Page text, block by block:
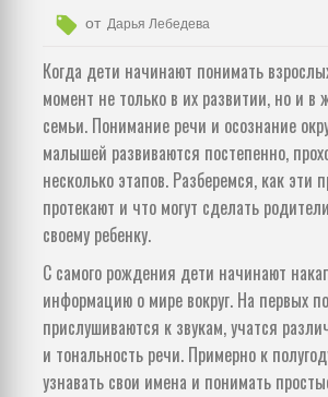
от Дарья Лебедева
Когда дети начинают понимать
момент не только в их развитии, но и в
семьи. Понимание речи и осознание
малышей развиваются постепенно,
несколько этапов. Разберемся, как эти
протекают и что могут сделать
своему ребенку.
С самого рождения дети начинают
информацию о мире вокруг. На первых
прислушиваются к звукам, учатся
и тональность речи. Примерно к
узнавать свои имена и понимать